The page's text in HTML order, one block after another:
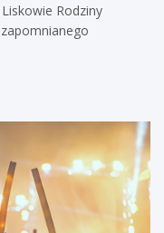
Rodziny